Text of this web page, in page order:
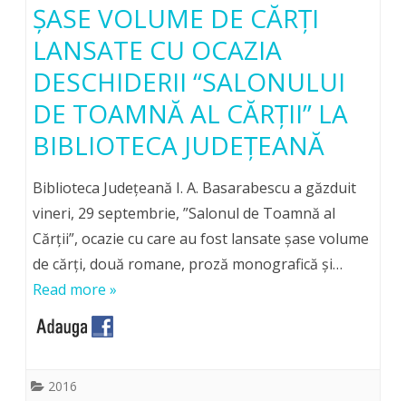
ŞASE VOLUME DE CĂRȚI
LANSATE CU OCAZIA
DESCHIDERII “SALONULUI
DE TOAMNĂ AL CĂRȚII” LA
BIBLIOTECA JUDEȚEANĂ
Biblioteca Județeană I. A. Basarabescu a găzduit
vineri, 29 septembrie, ”Salonul de Toamnă al
Cărții”, ocazie cu care au fost lansate șase volume
de cărți, două romane, proză monografică și…
Read more »
2016